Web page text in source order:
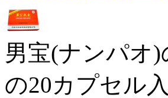
男宝(ナンパオ
の20カプセル